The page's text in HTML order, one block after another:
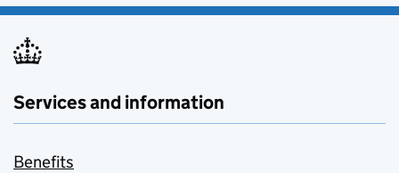
Services and information
Benefits